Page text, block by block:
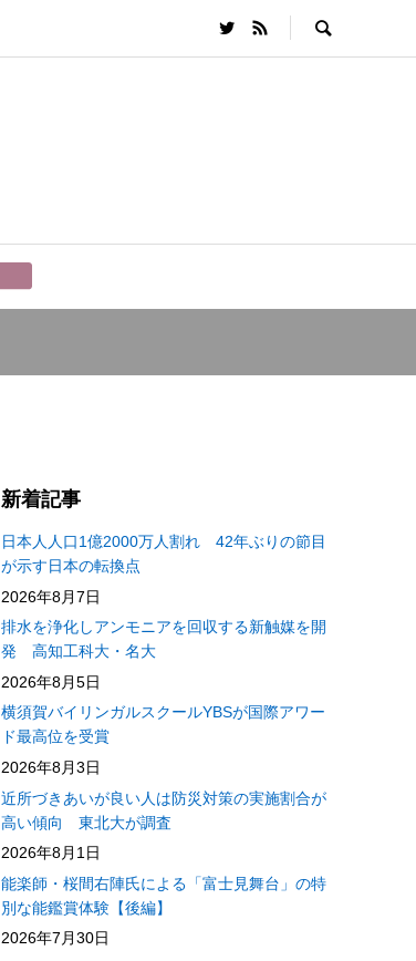
新着記事
日本人人口1億2000万人割れ 42年ぶりの節目
が示す日本の転換点
2026年8月7日
排水を浄化しアンモニアを回収する新触媒を開
発 高知工科大・名大
2026年8月5日
横須賀バイリンガルスクールYBSが国際アワー
ド最高位を受賞
2026年8月3日
近所づきあいが良い人は防災対策の実施割合が
高い傾向 東北大が調査
2026年8月1日
能楽師・桜間右陣氏による「富士見舞台」の特
別な能鑑賞体験【後編】
2026年7月30日